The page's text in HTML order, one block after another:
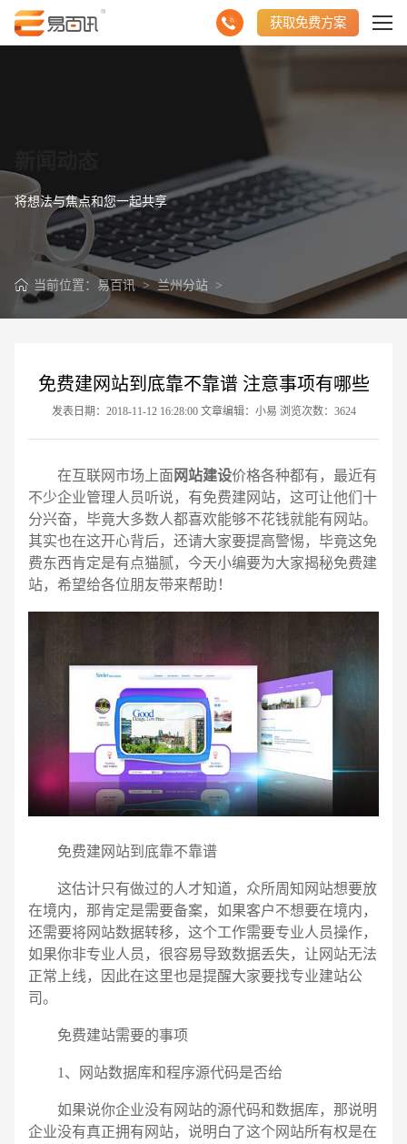
获取免费方案
将想法与焦点和您一起共享
当前位置： 易百讯>兰州分站>
免费建网站到底靠不靠谱 注意事项有哪些
发表日期：2018-11-12 16:28:00 文章编辑：小易 浏览次数：3624
在互联网市场上面 网站建设价格各种都有，最近有
不少企业管理人员听说，有免费建网站，这可让他们十
分兴奋，毕竟大多数人都喜欢能够不花钱就能有网站。
其实也在这开心背后，还请大家要提高警惕，毕竟这免
费东西肯定是有点猫腻，今天小编要为大家揭秘免费建
站，希望给各位朋友带来帮助！
免费建网站到底靠不靠谱
这估计只有做过的人才知道，众所周知网站想要放
在境内，那肯定是需要备案，如果客户不想要在境内，
还需要将网站数据转移，这个工作需要专业人员操作，
如果你非专业人员，很容易导致数据丢失，让网站无法
正常上线，因此在这里也是提醒大家要找专业建站公
司。
免费建站需要的事项
1、网站数据库和程序源代码是否给
如果说你企业没有网站的源代码和数据库，那说明
企业没有真正拥有网站，说明白了这个网站所有权是在
请输入您的公司名称 名字